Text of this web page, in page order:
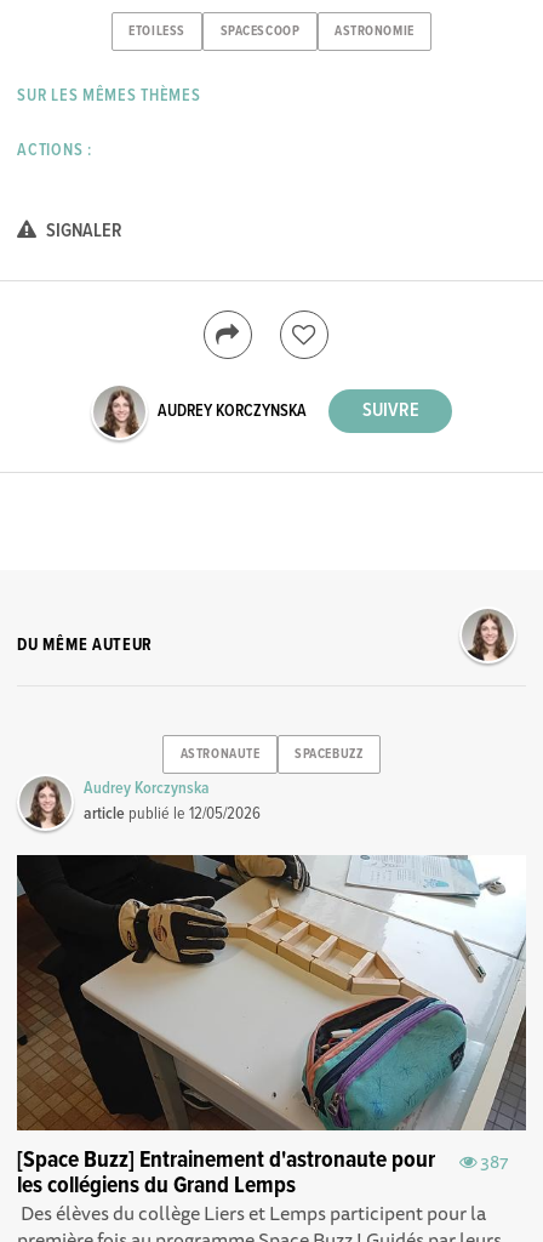
ETOILESS SPACESCOOP ASTRONOMIE
SUR LES MÊMES THÈMES
ACTIONS :
SIGNALER
AUDREY KORCZYNSKA
DU MÊME AUTEUR
ASTRONAUTE SPACEBUZZ
Audrey Korczynska
article publié le12/05/2026
387
[Space Buzz] Entrainement d'astronaute pour
les collégiens du Grand Lemps
Des élèves du collège Liers et Lemps participent pour la